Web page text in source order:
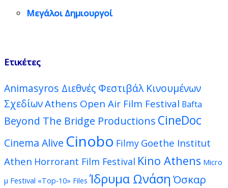
Μεγάλοι Δημιουργοί
Ετικέτες
Animasyros Διεθνές Φεστιβάλ Κινουμένων
ΣχεδίωνAthens Open Air Film Festival Bafta
Beyond The Bridge Productions CineDoc
Cinema Alive Cinobo Filmy Goethe Institut
Athen Horrorant Film Festival Kino Athens Micro
μ Festival «Top-10» Files Ίδρυμα Ωνάση Όσκαρ